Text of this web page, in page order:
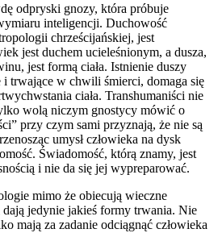
odpryski gnozy, która próbuje
inteligencji. Duchowość
chrześcijańskiej, jest
jest duchem ucieleśnionym, a dusza,
jest formą ciała. Istnienie duszy
i trwające w chwili śmierci, domaga się
ciała. Transhumaniści nie
wolą niczym gnostycy mówić o
przy czym sami przyznają, że nie są
umysł człowieka na dysk
Świadomość, którą znamy, jest
i nie da się jej wypreparować.
mimo że obiecują wieczne
jedynie jakieś formy trwania. Nie
mają za zadanie odciągnąć człowieka